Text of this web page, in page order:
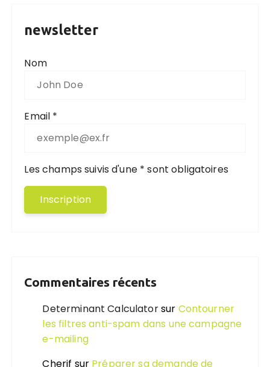
newsletter
Nom
Email *
Les champs suivis d'une * sont obligatoires
Commentaires récents
Determinant Calculatorsur Contourner
les filtres anti-spam dans une campagne
e-mailing
Cherif sur Préparer sa demande de